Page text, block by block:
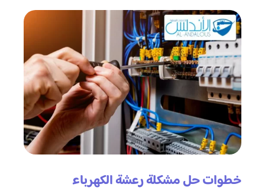
خطوات حل مشكلة رعشة الكهرباء